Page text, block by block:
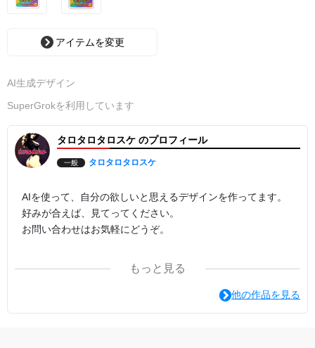
アイテムを変更
AI生成デザイン
SuperGrokを利用しています
タロタロタロスケ のプロフィール
一般 タロタロタロスケ
AIを使って、自分の欲しいと思えるデザインを作ってます。
好みが合えば、見てってください。
お問い合わせはお気軽にどうぞ。
アメリカンヴィンテージ、昭和レトロ、少女漫画、レトロフ
ューチャー、世紀末、空想科学、お尻
もっと見る
他の作品を見る